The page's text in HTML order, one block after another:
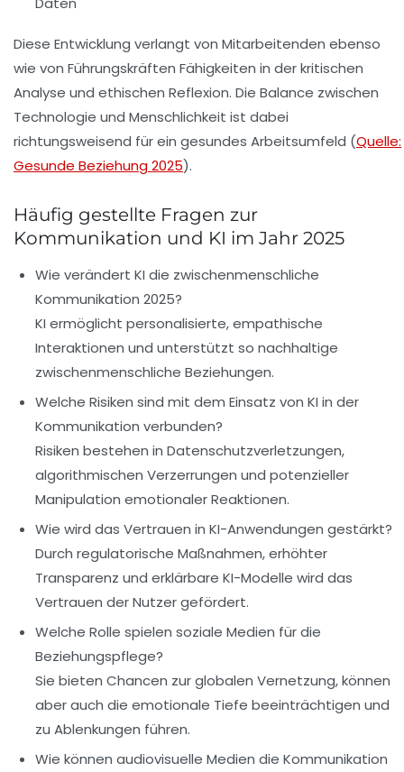
Diese Entwicklung verlangt von Mitarbeitenden ebenso
wie von Führungskräften Fähigkeiten in der kritischen
Analyse und ethischen Reflexion. Die Balance zwischen
Technologie und Menschlichkeit ist dabei
richtungsweisend für ein gesundes Arbeitsumfeld (Quelle:
Gesunde Beziehung 2025).
Häufig gestellte Fragen zur
Kommunikation und KI im Jahr 2025
Wie verändert KI die zwischenmenschliche
Kommunikation 2025?
KI ermöglicht personalisierte, empathische
Interaktionen und unterstützt so nachhaltige
zwischenmenschliche Beziehungen.
Welche Risiken sind mit dem Einsatz von KI in der
Kommunikation verbunden?
Risiken bestehen in Datenschutzverletzungen,
algorithmischen Verzerrungen und potenzieller
Manipulation emotionaler Reaktionen.
Wie wird das Vertrauen in KI-Anwendungen gestärkt?
Durch regulatorische Maßnahmen, erhöhter
Transparenz und erklärbare KI-Modelle wird das
Vertrauen der Nutzer gefördert.
Welche Rolle spielen soziale Medien für die
Beziehungspflege?
Sie bieten Chancen zur globalen Vernetzung, können
aber auch die emotionale Tiefe beeinträchtigen und
zu Ablenkungen führen.
Wie können audiovisuelle Medien die Kommunikation